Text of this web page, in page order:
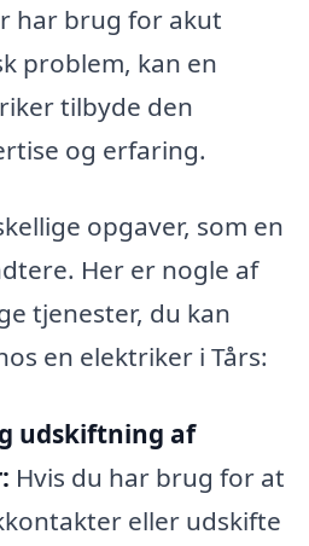
har brug for akut
problem, kan en
tilbyde den
og erfaring.
opgaver, som en
Her er nogle af
tjenester, du kan
en elektriker i Tårs:
udskiftning af
Hvis du har brug for at
eller udskifte